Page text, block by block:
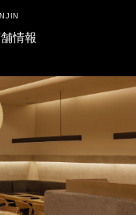
情報